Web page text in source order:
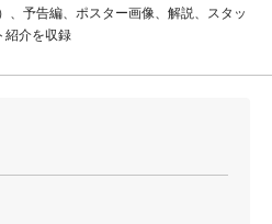
、予告編、ポスター画像、解説、スタッ
紹介を収録